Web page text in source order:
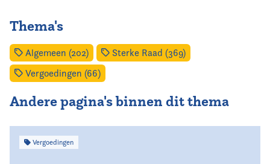
Thema's
Algemeen (202)
Sterke Raad (369)
Vergoedingen (66)
Andere pagina's binnen dit thema
Vergoedingen